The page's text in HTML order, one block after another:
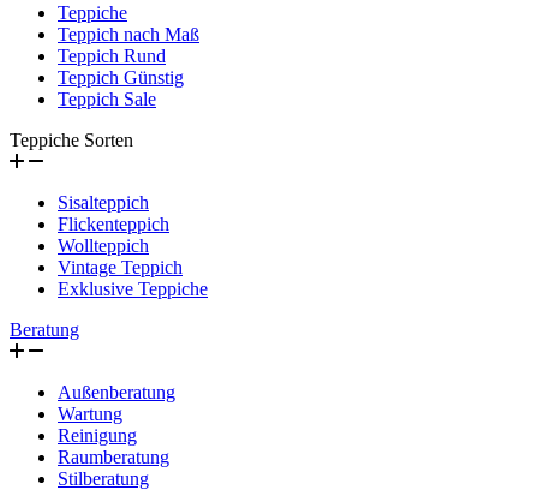
Teppiche
Teppich nach Maß
Teppich Rund
Teppich Günstig
Teppich Sale
Teppiche Sorten
Sisalteppich
Flickenteppich
Wollteppich
Vintage Teppich
Exklusive Teppiche
Beratung
Außenberatung
Wartung
Reinigung
Raumberatung
Stilberatung